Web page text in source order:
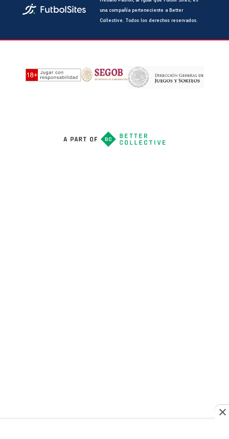
una compañía perteneciente a Better
Collective. Todos los derechos reservados.